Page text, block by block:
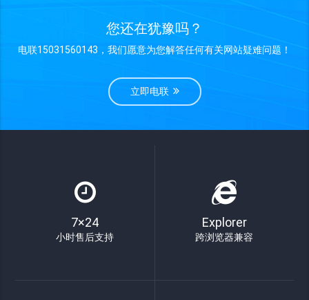
您还在犹豫吗？
电联15031560143，我们愿意为您解答任何有关网站疑难问题！
立即电联
7×24
小时售后支持
Explorer
跨浏览器兼容